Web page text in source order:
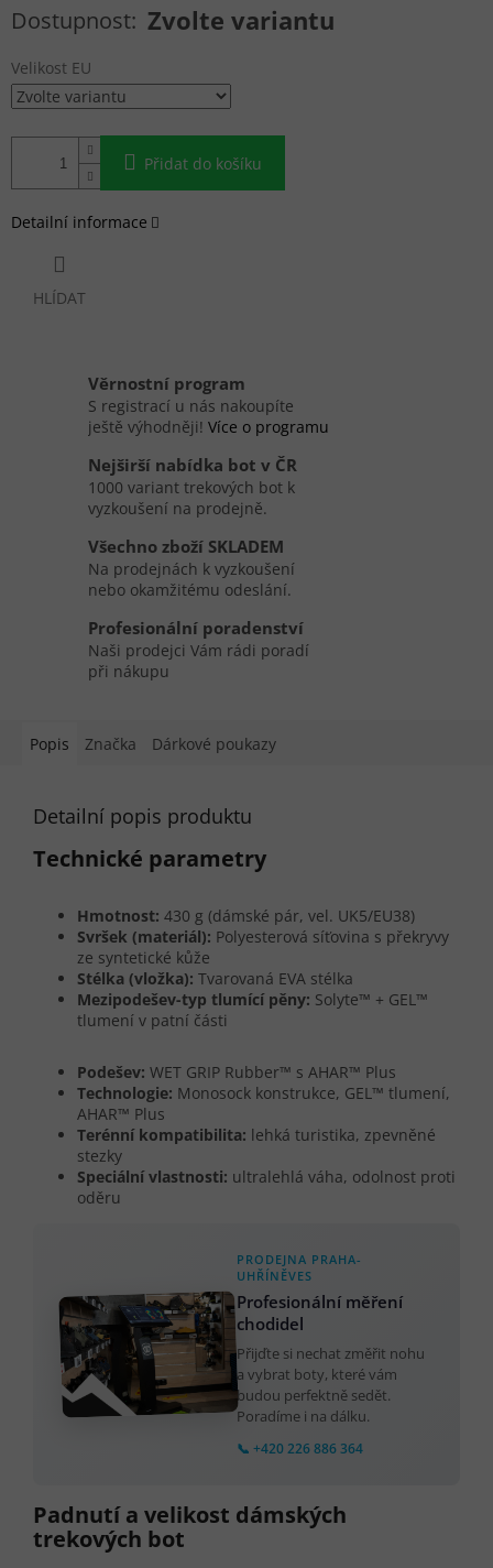
Měrná cena: Zvolte variantu
Velikost EU
Přidat do košíku
Detailní informace
HLÍDAT
Věrnostní program
S registrací u nás nakoupíte
ještě výhodněji! Více o programu
Nejširší nabídka bot v ČR
1000 variant trekových bot k
vyzkoušení na prodejně.
Všechno zboží SKLADEM
Na prodejnách k vyzkoušení
nebo okamžitému odeslání.
Profesionální poradenství
Naši prodejci Vám rádi poradí
při nákupu
Popis Značka Dárkové poukazy
Detailní popis produktu
Technické parametry
Hmotnost: 430 g (dámské pár, vel. UK5/EU38)
Svršek (materiál): Polyesterová síťovina s překryvy
ze syntetické kůže
Stélka (vložka): Tvarovaná EVA stélka
Mezipodešev-typ tlumící pěny: Solyte™ + GEL™
tlumení v patní části
Podešev: WET GRIP Rubber™ s AHAR™ Plus
Technologie: Monosock konstrukce, GEL™ tlumení,
AHAR™ Plus
Terénní kompatibilita: lehká turistika, zpevněné
stezky
Speciální vlastnosti: ultralehlá váha, odolnost proti
oděru
PRODEJNA PRAHA-
UHŘÍNĚVES
Profesionální měření
chodidel
Přijďte si nechat změřit nohu
a vybrat boty, které vám
budou perfektně sedět.
Poradíme i na dálku.
📞 +420 226 886 364
Padnutí a velikost dámských
trekových bot